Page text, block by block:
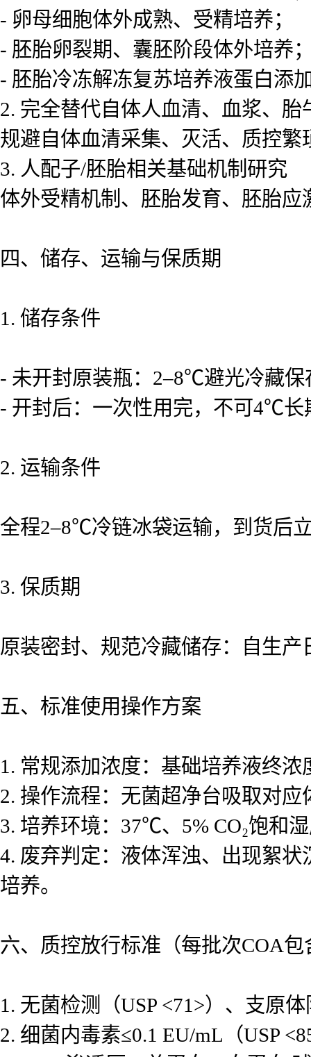
- 卵母细胞体外成熟、受精培养；
- 胚胎卵裂期、囊胚阶段体外培养
- 胚胎冷冻解冻复苏培养液蛋白添
2. 完全替代自体人血清、血浆、胎
规避自体血清采集、灭活、质控
3. 人配子/胚胎相关基础机制研究
体外受精机制、胚胎发育、胚胎
四、储存、运输与保质期
1. 储存条件
- 未开封原装瓶：2–8℃避光冷藏
- 开封后：一次性用完，不可4℃长
2. 运输条件
全程2–8℃冷链冰袋运输，到货后
3. 保质期
原装密封、规范冷藏储存：自生
五、标准使用操作方案
1. 常规添加浓度：基础培养液终
2. 操作流程：无菌超净台吸取对
3. 培养环境：37℃、5% CO₂饱和
4. 废弃判定：液体浑浊、出现絮
培养。
六、质控放行标准（每批次COA包
1. 无菌检测（USP <71>）、支原
2. 细菌内毒素≤0.1 EU/mL（USP